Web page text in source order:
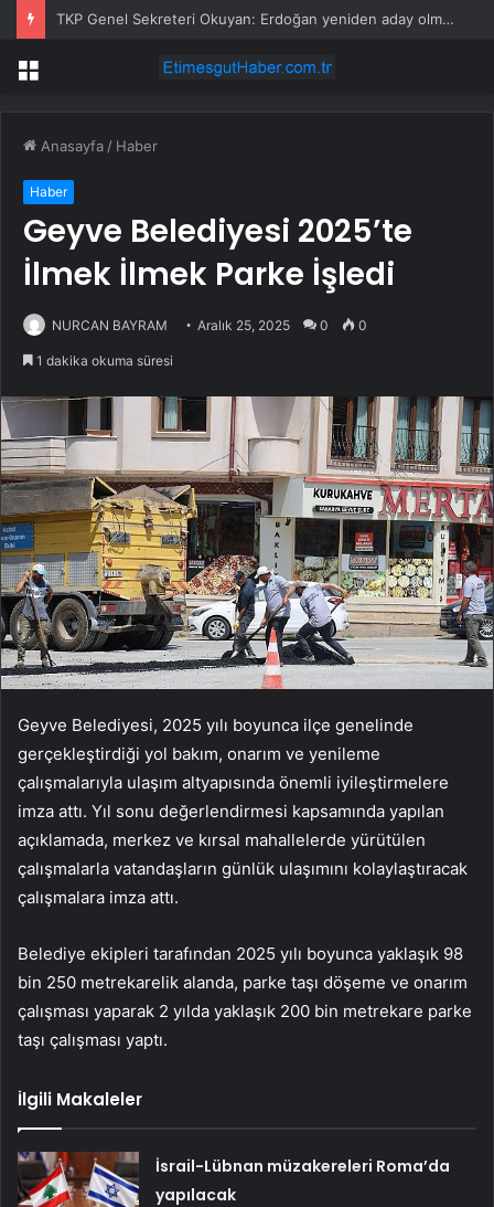
TKP Genel Sekreteri Okuyan: Erdoğan yeniden aday olmayabilir, AKP’de kavga sertleşir
Menü
Anasayfa / Haber
Haber
Geyve Belediyesi 2025’te
İlmek İlmek Parke İşledi
NURCAN BAYRAM Aralık 25, 2025 0 0
1 dakika okuma süresi
Geyve Belediyesi, 2025 yılı boyunca ilçe genelinde
gerçekleştirdiği yol bakım, onarım ve yenileme
çalışmalarıyla ulaşım altyapısında önemli iyileştirmelere
imza attı. Yıl sonu değerlendirmesi kapsamında yapılan
açıklamada, merkez ve kırsal mahallelerde yürütülen
çalışmalarla vatandaşların günlük ulaşımını kolaylaştıracak
çalışmalara imza attı.
Belediye ekipleri tarafından 2025 yılı boyunca yaklaşık 98
bin 250 metrekarelik alanda, parke taşı döşeme ve onarım
çalışması yaparak 2 yılda yaklaşık 200 bin metrekare parke
taşı çalışması yaptı.
İlgili Makaleler
İsrail-Lübnan müzakereleri Roma’da
yapılacak